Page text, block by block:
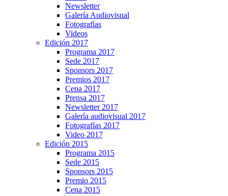
Newsletter
Galería Audiovisual
Fotografías
Videos
Edición 2017
Programa 2017
Sede 2017
Sponsors 2017
Premios 2017
Cena 2017
Prensa 2017
Newsletter 2017
Galería audiovisual 2017
Fotografías 2017
Video 2017
Edición 2015
Programa 2015
Sede 2015
Sponsors 2015
Premio 2015
Cena 2015